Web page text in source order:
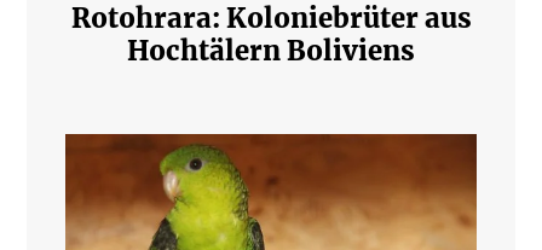
Rotohrara: Koloniebrüter aus
Hochtälern Boliviens